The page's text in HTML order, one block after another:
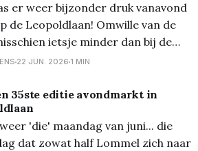
er weer bijzonder druk vanavond
de Leopoldlaan! Omwille van de
ietsje minder dan bij de
maar het bleef erg gezellig
22 JUN. 2026 1 MIN
35ste editie avondmarkt in
'die' maandag van juni... die
dat zowat half Lommel zich naar